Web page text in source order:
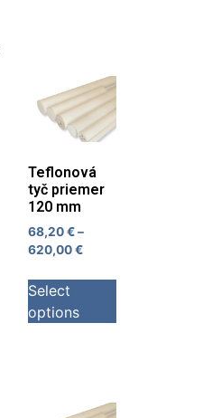
Teflonová
tyč priemer
120 mm
68,20€–
620,00€
Select
options